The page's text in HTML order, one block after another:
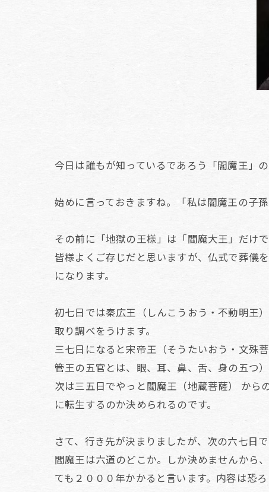
今日は誰もが知っているであろう「閻魔王」
始めに言っておきますね。「私は閻魔王の子
その前に「地獄の王様」は「閻魔大王」だけで
皆様よくご存じだと思いますが、仏式で葬儀
になります。
初七日では秦広王（しんこうおう・不動明王）
取り調べをうけます。
三七日になると宋帝王（そうたいおう・文殊
管王の五官とは、眼、耳、鼻、舌、身の五つ
次は三五日でやっと閻魔王（地蔵菩薩）
から
に転生するのか決められるのです。
さて、行き先が決まりましたが、次の六七日
閻魔王は六道のどこか。しか決めませんから
ても２０００年かかると言います。内容は恐ろ